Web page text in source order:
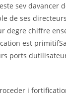
sev davancer
de ses
degre chiffre
est
ports
i